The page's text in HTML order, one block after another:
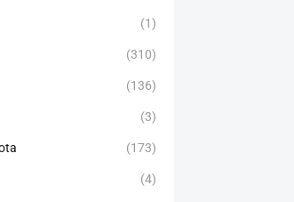
(1)
(310)
(136)
(3)
(173)
(4)